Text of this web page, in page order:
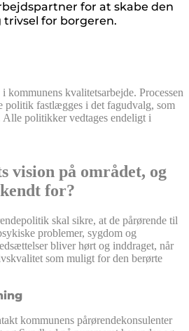
for at skabe den
trivsel for borgeren.
kvalitetsarbejde. Processen
politik fastlægges i det fagudvalg, som
politikker vedtages endeligt i
vision på området, og
for?
skal sikre, at de pårørende til
problemer, sygdom og
bliver hørt og inddraget, når
som muligt for den berørte
kommunens pårørendekonsulenter